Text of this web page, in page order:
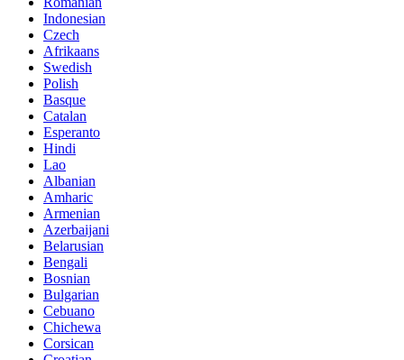
Indonesian
Czech
Afrikaans
Swedish
Polish
Basque
Catalan
Esperanto
Hindi
Lao
Albanian
Amharic
Armenian
Azerbaijani
Belarusian
Bengali
Bosnian
Bulgarian
Cebuano
Chichewa
Corsican